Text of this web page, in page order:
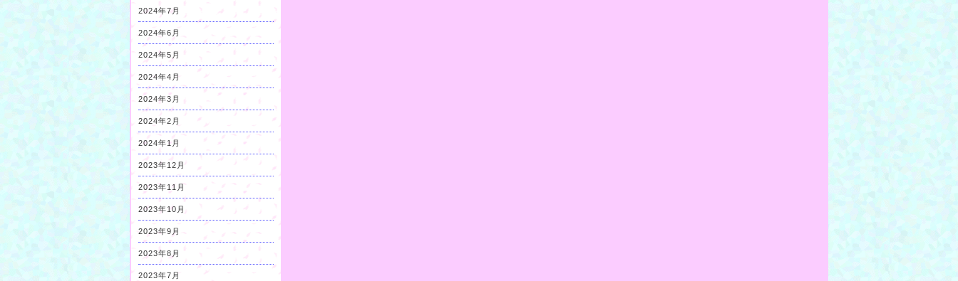
2024年7月
2024年6月
2024年5月
2024年4月
2024年3月
2024年2月
2024年1月
2023年12月
2023年11月
2023年10月
2023年9月
2023年8月
2023年7月